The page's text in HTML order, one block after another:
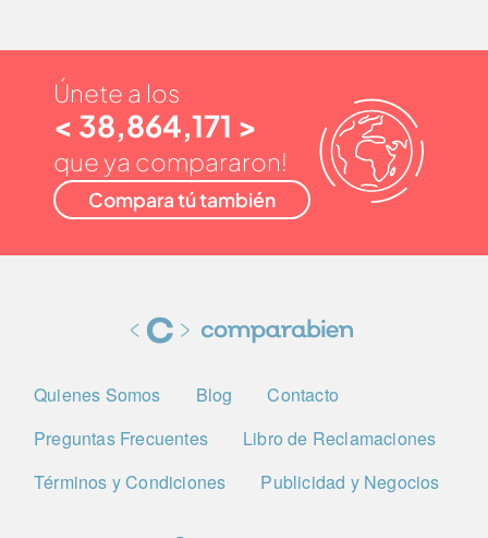
Únete a los
< 38,864,171 >
que ya compararon!
Compara tú también
Quienes Somos Blog
Contacto
Preguntas Frecuentes
Libro de Reclamaciones
Términos y Condiciones
Publicidad y Negocios